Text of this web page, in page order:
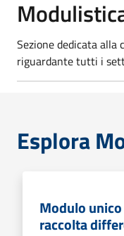
Sezione dedicata alla
riguardante tutti i
Esplora
Modulo
raccolta